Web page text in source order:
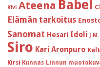
Kivi Ateena Babel
Elämän tarkoitus
Sanomat Hesari Idoli
Siro Kari Aronpuro
Kirsi Kunnas Linnun